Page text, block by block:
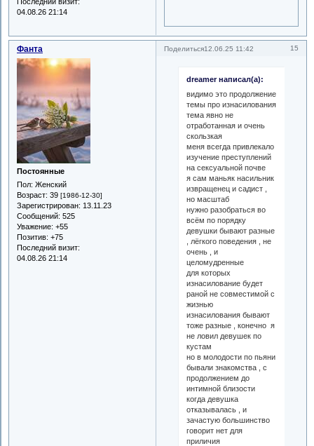
04.08.26 21:14
Поделиться 15
12.06.25 11:42
Фанта
Постоянные
Пол: Женский
Возраст: 39 [1986-12-30]
Зарегистрирован: 13.11.23
Сообщений: 525
Уважение: +55
Позитив: +75
Последний визит:
04.08.26 21:14
dreamer написал(а):
видимо это продолжение
темы про изнасилования
тема явно не
отработанная и очень
скользкая
меня всегда привлекало
изучение преступлений
на сексуальной почве
я сам маньяк насильник
извращенец и садист ,
но масштаб
нужно разобраться во
всём по порядку
девушки бывают разные
, лёгкого поведения , не
очень , и
целомудренные
для которых
изнасилование будет
раной не совместимой с
жизнью
изнасилования бывают
тоже разные , конечно я
не ловил девушек по
кустам
но в молодости по пьяни
бывали знакомства , с
продолжением до
интимной близости
когда девушка
отказывалась , и
зачастую большинство
говорит нет для
приличия